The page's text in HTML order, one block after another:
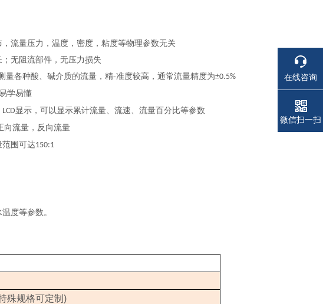
流量压力，温度，密度，粘度等物理参数无关
无阻流部件，无压力损失
量各种酸、碱介质的流量，精-准度较高，通常流量精度为±0.5%
学易懂
LCD显示，可以显示累计流量、流速、流量百分比等参数
向流量，反向流量
围可达150:1
度等参数。
殊规格可定制 )
在线咨询
微信扫一扫